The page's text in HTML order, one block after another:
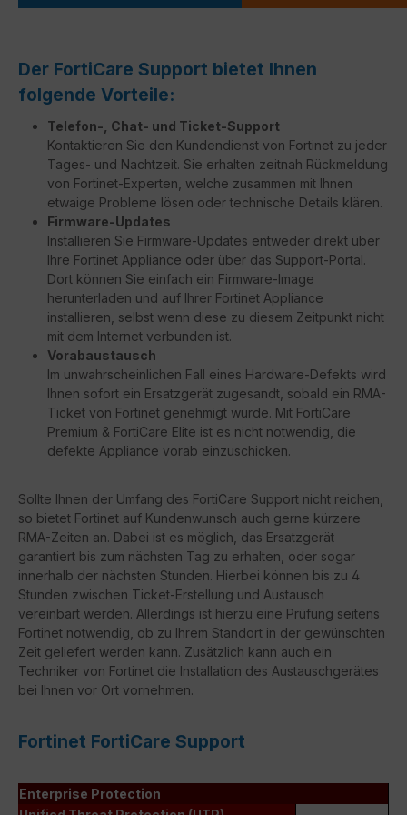
Der FortiCare Support bietet Ihnen
folgende Vorteile:
Telefon-, Chat- und Ticket-Support
Kontaktieren Sie den Kundendienst von Fortinet zu jeder
Tages- und Nachtzeit. Sie erhalten zeitnah Rückmeldung
von Fortinet-Experten, welche zusammen mit Ihnen
etwaige Probleme lösen oder technische Details klären.
Firmware-Updates
Installieren Sie Firmware-Updates entweder direkt über
Ihre Fortinet Appliance oder über das Support-Portal.
Dort können Sie einfach ein Firmware-Image
herunterladen und auf Ihrer Fortinet Appliance
installieren, selbst wenn diese zu diesem Zeitpunkt nicht
mit dem Internet verbunden ist.
Vorabaustausch
Im unwahrscheinlichen Fall eines Hardware-Defekts wird
Ihnen sofort ein Ersatzgerät zugesandt, sobald ein RMA-
Ticket von Fortinet genehmigt wurde. Mit FortiCare
Premium & FortiCare Elite ist es nicht notwendig, die
defekte Appliance vorab einzuschicken.
Sollte Ihnen der Umfang des FortiCare Support nicht reichen,
so bietet Fortinet auf Kundenwunsch auch gerne kürzere
RMA-Zeiten an. Dabei ist es möglich, das Ersatzgerät
garantiert bis zum nächsten Tag zu erhalten, oder sogar
innerhalb der nächsten Stunden. Hierbei können bis zu 4
Stunden zwischen Ticket-Erstellung und Austausch
vereinbart werden. Allerdings ist hierzu eine Prüfung seitens
Fortinet notwendig, ob zu Ihrem Standort in der gewünschten
Zeit geliefert werden kann. Zusätzlich kann auch ein
Techniker von Fortinet die Installation des Austauschgerätes
bei Ihnen vor Ort vornehmen.
Fortinet FortiCare Support
Enterprise Protection